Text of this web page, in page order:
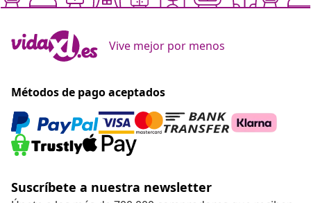
Vive mejor por menos
Métodos de pago aceptados
Suscríbete a nuestra newsletter